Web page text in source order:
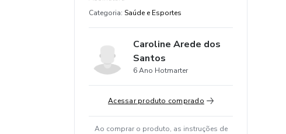
Categoria: Saúde e Esportes
Caroline Arede dos
Santos
6 Ano Hotmarter
Acessar produto comprado
Ao comprar o produto, as instruções de